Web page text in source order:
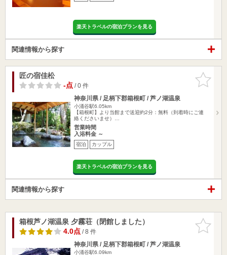
楽天トラベルの宿泊プランを見る
関連情報から探す
お気に入
りに追加
匠の宿佳松
-点/ 0 件
神奈川県 / 足柄下郡箱根町 / 芦ノ湖温泉
小涌谷駅6.05km
【箱根町】より当館まで送迎約2分：無料（到着時にご連
絡くださいませ）…
営業時間
入浴料金 ～
宿泊 カップル
楽天トラベルの宿泊プランを見る
関連情報から探す
お気に入
りに追加
箱根芦ノ湖温泉 夕霧荘（閉館しました）
4.0点/ 8 件
神奈川県 / 足柄下郡箱根町 / 芦ノ湖温泉
小涌谷駅6.09km